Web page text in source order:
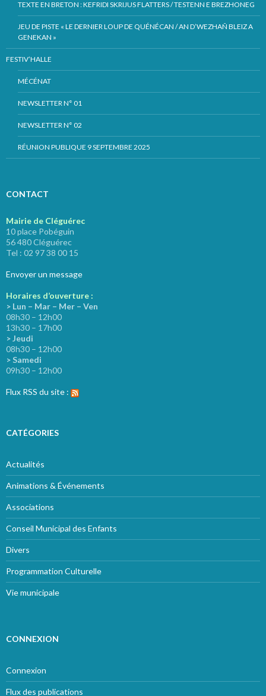
TEXTE EN BRETON : KEFRIDI SKRIJUS FLATTERS / TESTENN E BREZHONEG
JEU DE PISTE « LE DERNIER LOUP DE QUÉNÉCAN / AN D’WEZHAÑ BLEIZ A
GENEKAN »
FESTIV’HALLE
MÉCÉNAT
NEWSLETTER N° 01
NEWSLETTER N° 02
RÉUNION PUBLIQUE 9 SEPTEMBRE 2025
CONTACT
Mairie de Cléguérec
10 place Pobéguin
56 480 Cléguérec
Tel : 02 97 38 00 15
Envoyer un message
Horaires d’ouverture :
> Lun – Mar – Mer – Ven
08h30 – 12h00
13h30 – 17h00
> Jeudi
08h30 – 12h00
> Samedi
09h30 – 12h00
Flux RSS du site :
CATÉGORIES
Actualités
Animations & Événements
Associations
Conseil Municipal des Enfants
Divers
Programmation Culturelle
Vie municipale
CONNEXION
Connexion
Flux des publications